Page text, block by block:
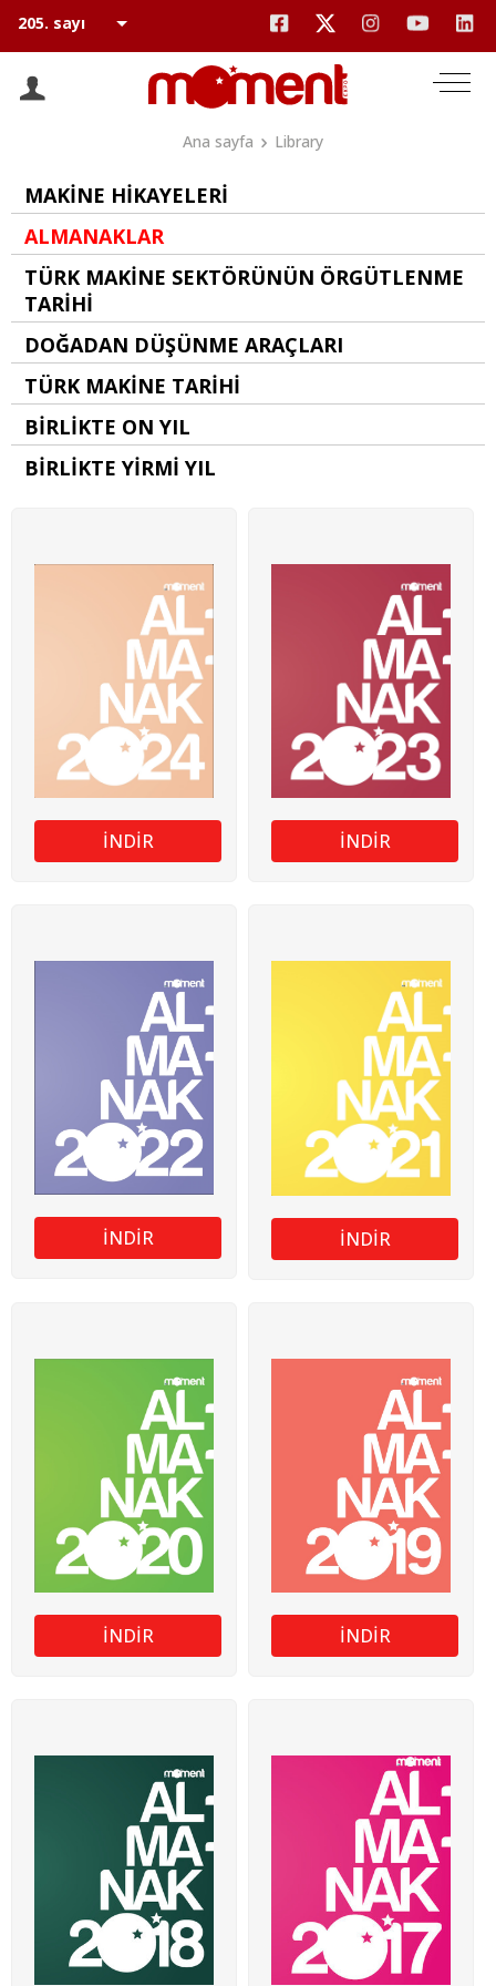
Ana sayfa Library
MAKİNE HİKAYELERİ
ALMANAKLAR
TÜRK MAKİNE SEKTÖRÜNÜN ÖRGÜTLENME
TARİHİ
DOĞADAN DÜŞÜNME ARAÇLARI
TÜRK MAKİNE TARİHİ
BİRLİKTE ON YIL
BİRLİKTE YİRMİ YIL
İNDİR İNDİR
İNDİR İNDİR
İNDİR İNDİR